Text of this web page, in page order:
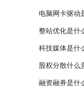
电脑网卡驱动
整站优化是什
科技媒体是什
股权分散什么
融资融券是什